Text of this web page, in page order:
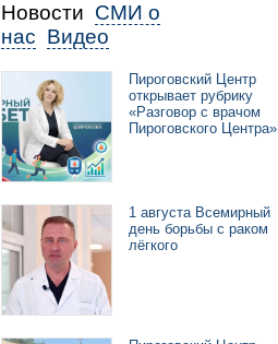
Новости СМИ о
нас Видео
Пироговский Центр
открывает рубрику
«Разговор с врачом
Пироговского Центра»
1 августа Всемирный
день борьбы с раком
лёгкого